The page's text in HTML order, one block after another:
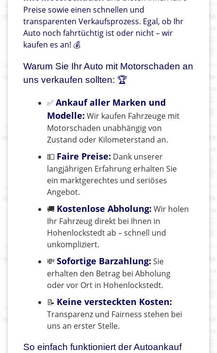
Preise sowie einen schnellen und
transparenten Verkaufsprozess. Egal, ob Ihr
Auto noch fahrtüchtig ist oder nicht – wir
kaufen es an! 💰
Warum Sie Ihr Auto mit Motorschaden an
uns verkaufen sollten: 🏆
✅ Ankauf aller Marken und
Modelle: Wir kaufen Fahrzeuge mit
Motorschaden unabhängig von
Zustand oder Kilometerstand an.
💵 Faire Preise: Dank unserer
langjährigen Erfahrung erhalten Sie
ein marktgerechtes und seriöses
Angebot.
🚚 Kostenlose Abholung: Wir holen
Ihr Fahrzeug direkt bei Ihnen in
Hohenlockstedt ab – schnell und
unkompliziert.
💸 Sofortige Barzahlung: Sie
erhalten den Betrag bei Abholung
oder vor Ort in Hohenlockstedt.
📝 Keine versteckten Kosten:
Transparenz und Fairness stehen bei
uns an erster Stelle.
So einfach funktioniert der Autoankauf